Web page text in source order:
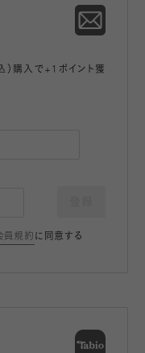
）購入で+1ポイント獲
員規約 に同意する